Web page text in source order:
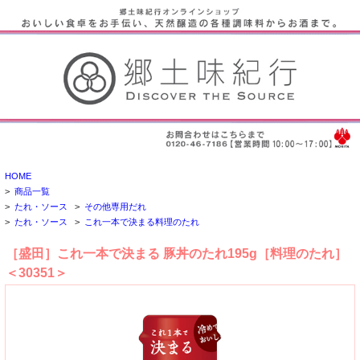
HOME
> 商品一覧
> たれ・ソース > その他専用だれ
> たれ・ソース > これ一本で決まる料理のたれ
［盛田］これ一本で決まる 豚丼のたれ195g［料理のたれ］
＜30351＞